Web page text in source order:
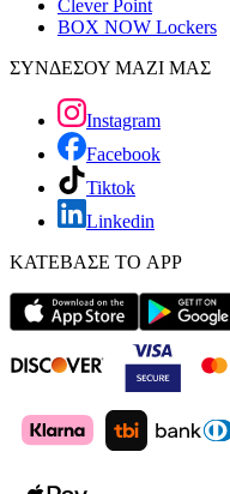
Clever Point
BOX NOW Lockers
ΣΥΝΔΕΣΟΥ ΜΑΖΙ ΜΑΣ
Instagram
Facebook
Tiktok
Linkedin
ΚΑΤΕΒΑΣΕ ΤΟ APP